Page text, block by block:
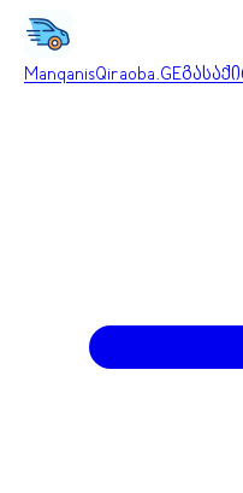
ManqanisQiraoba.GE